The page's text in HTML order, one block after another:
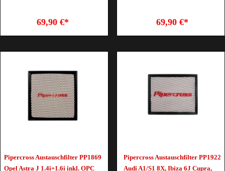
69,90 €* 69,90 €*
Pipercross Austauschfilter PP1869
Opel Astra J 1.4i+1.6i inkl. OPC
Pipercross Austauschfilter PP1922
Audi A1/S1 8X, Ibiza 6J Cupra,